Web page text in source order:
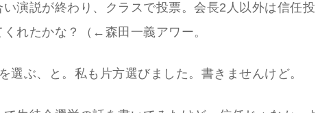
演説が終わり、クラスで投票。会長2人以外は信任投
れたかな？（←森田一義アワー。
選ぶ、と。私も片方選びました。書きませんけど。